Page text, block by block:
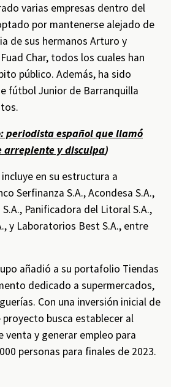
varias empresas dentro del
por mantenerse alejado de
de sus hermanos Arturo y
Char, todos los cuales han
público. Además, ha sido
fútbol Junior de Barranquilla
periodista español que llamó
arrepiente y disculpa)
en su estructura a
Serfinanza S.A., Acondesa S.A.,
Panificadora del Litoral S.A.,
y Laboratorios Best S.A., entre
añadió a su portafolio Tiendas
dedicado a supermercados,
Con una inversión inicial de
proyecto busca establecer al
venta y generar empleo para
personas para finales de 2023.